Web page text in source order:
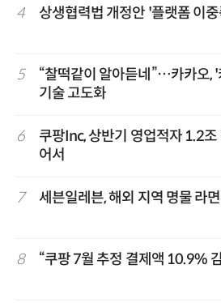
4 상생협력법 개정안 '플랫폼 이
5
“찰떡같이 알아듣네”…카카오,
기술 고도화
6
쿠팡Inc, 상반기 영업적자 1.2
어서
7 세븐일레븐, 해외 지역 명물 라
8 “쿠팡 7월 추정 결제액 10.9%